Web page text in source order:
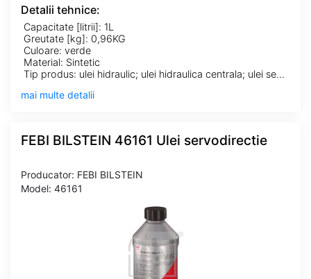
Detalii tehnice:
Capacitate [litrii]: 1L
Greutate [kg]: 0,96KG
Culoare: verde
Material: Sintetic
Tip produs: ulei hidraulic; ulei hidraulica centrala; ulei servodirectie
mai multe detalii
FEBI BILSTEIN 46161 Ulei servodirectie
Producator: FEBI BILSTEIN
Model: 46161